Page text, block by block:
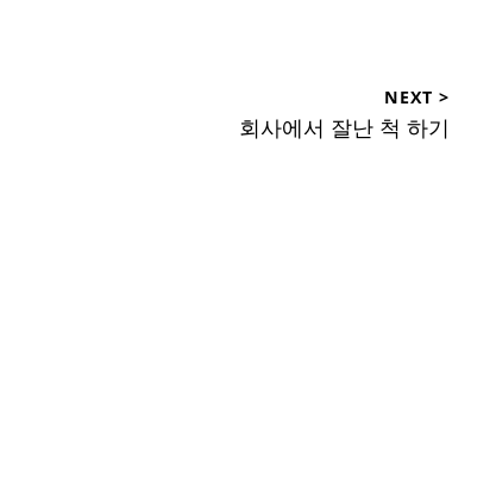
NEXT >
Next
회사에서 잘난 척 하기